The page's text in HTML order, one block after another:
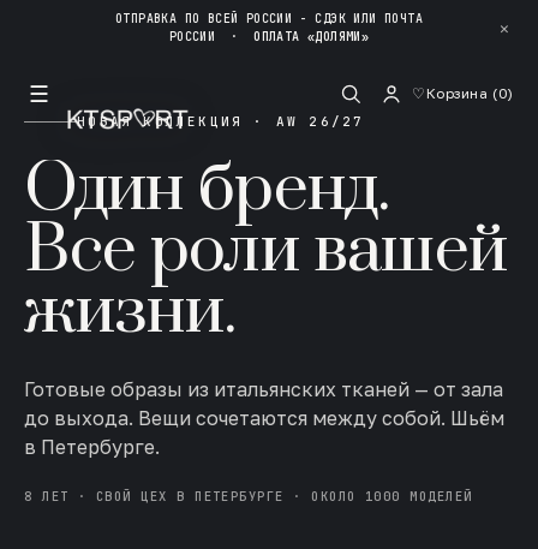
ОТПРАВКА ПО ВСЕЙ РОССИИ - СДЭК ИЛИ ПОЧТА
РОССИИ ·ОПЛАТА «ДОЛЯМИ» ✕
☰ ♡Корзина (0)
НОВАЯ КОЛЛЕКЦИЯ · AW 26/27
Один бренд.
Все роли вашей
жизни.
Готовые образы из итальянских тканей — от зала
до выхода. Вещи сочетаются между собой. Шьём
в Петербурге.
8 ЛЕТ · СВОЙ ЦЕХ В ПЕТЕРБУРГЕ · ОКОЛО 1000 МОДЕЛЕЙ